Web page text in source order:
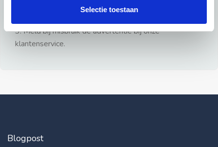
Selectie toestaan
3: Meld bij misbruik de advertentie bij onze
klantenservice.
Blogpost